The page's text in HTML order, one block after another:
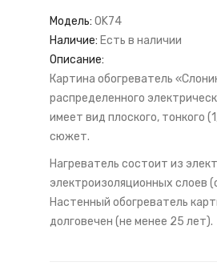
Модель: OK74
Наличие: Есть в наличии
Описание:
Картина обогреватель
распределенного
имеет вид плоского, тонкого
сюжет.
Нагреватель состоит из
электроизоляционных слоев
Настенный обогреватель
долговечен (не менее 25 лет).